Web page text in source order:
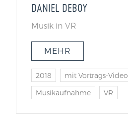
DANIEL DEBOY
Musik in VR
MEHR
2018 mit Vortrags-Video
Musikaufnahme VR